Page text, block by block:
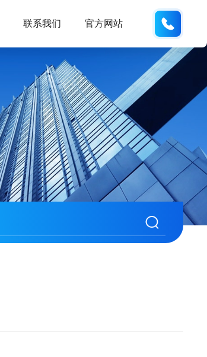
联系我们 官方网站